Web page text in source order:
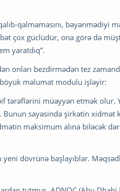
qalmamasını, bəyənmədiyi
çox güclüdür, ona görə də
yaratdıq”.
onları bezdirmədən tez
məlumat modulu işləyir:
müəyyən etmək olur.
Bunun sayəsində şirkətin
maksimum alına biləcək
dövrünə başlayıblar.